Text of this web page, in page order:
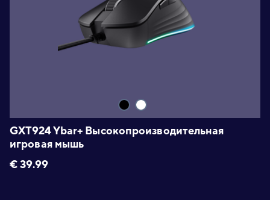
GXT924 Ybar+ Высокопроизводительная
игровая мышь
€39.99